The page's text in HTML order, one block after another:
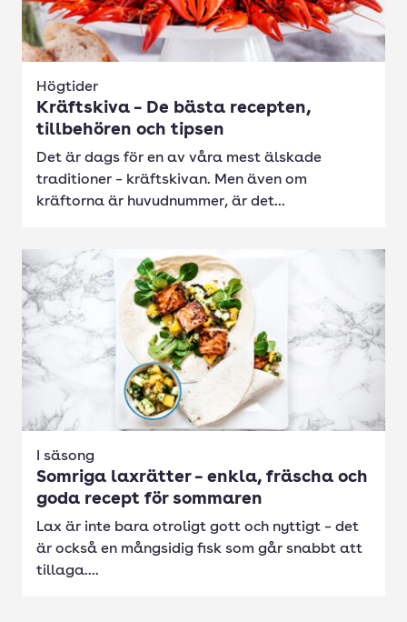
Högtider
Kräftskiva – De bästa recepten,
tillbehören och tipsen
Det är dags för en av våra mest älskade
traditioner – kräftskivan. Men även om
kräftorna är huvudnummer, är det...
I säsong
Somriga laxrätter – enkla, fräscha och
goda recept för sommaren
Lax är inte bara otroligt gott och nyttigt – det
är också en mångsidig fisk som går snabbt att
tillaga....